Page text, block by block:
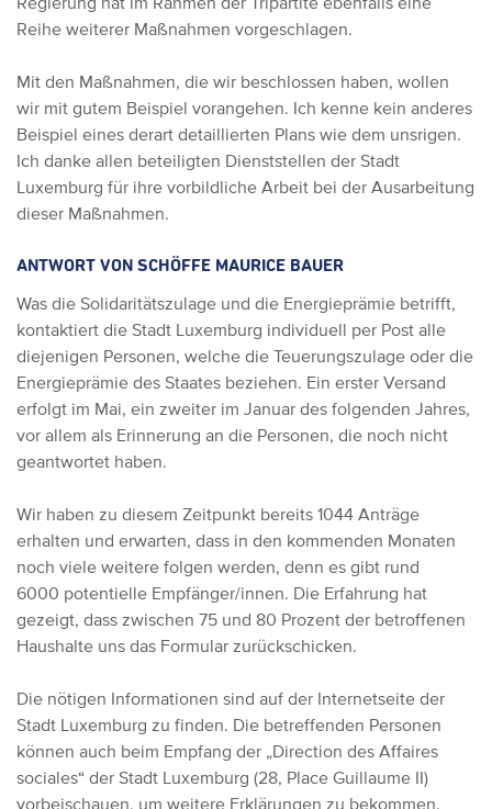
Reihe weiterer Maßnahmen vorgeschlagen.
Mit den Maßnahmen, die wir beschlossen haben, wollen
wir mit gutem Beispiel vorangehen. Ich kenne kein anderes
Beispiel eines derart detaillierten Plans wie dem unsrigen.
Ich danke allen beteiligten Dienststellen der Stadt
Luxemburg für ihre vorbildliche Arbeit bei der Ausarbeitung
dieser Maßnahmen.
ANTWORT VON SCHÖFFE MAURICE BAUER
Was die Solidaritätszulage und die Energieprämie betrifft,
kontaktiert die Stadt Luxemburg individuell per Post alle
diejenigen Personen, welche die Teuerungszulage oder die
Energieprämie des Staates beziehen. Ein erster Versand
erfolgt im Mai, ein zweiter im Januar des folgenden Jahres,
vor allem als Erinnerung an die Personen, die noch nicht
geantwortet haben.
Wir haben zu diesem Zeitpunkt bereits 1044 Anträge
erhalten und erwarten, dass in den kommenden Monaten
noch viele weitere folgen werden, denn es gibt rund
6000 potentielle Empfänger/innen. Die Erfahrung hat
gezeigt, dass zwischen 75 und 80 Prozent der betroffenen
Haushalte uns das Formular zurückschicken.
Die nötigen Informationen sind auf der Internetseite der
Stadt Luxemburg zu finden. Die betreffenden Personen
können auch beim Empfang der „Direction des Affaires
sociales“ der Stadt Luxemburg (28, Place Guillaume II)
vorbeischauen, um weitere Erklärungen zu bekommen.